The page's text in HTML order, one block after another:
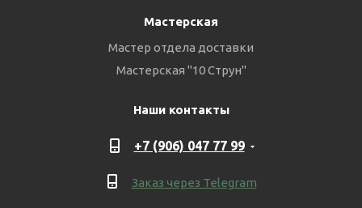
Мастерская
Мастер отдела доставки
Мастерская "10 Струн"
Наши контакты
+7 (906) 047 77 99
Заказ через Telegram